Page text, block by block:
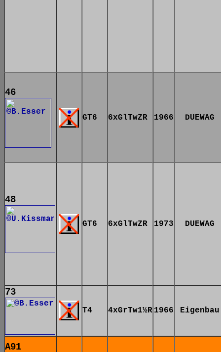
46
GT6 6xGlTwZR 1966 DUEWAG
48
GT6 6xGlTwZR 1973 DUEWAG
73
T4 4xGrTw1½R 1966 Eigenbau
A91